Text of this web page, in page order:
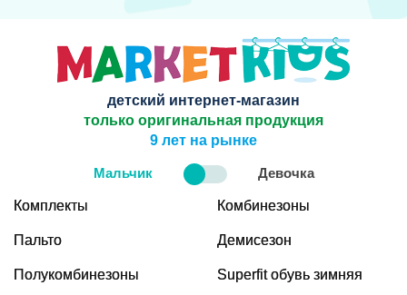
детский интернет-магазин
только оригинальная продукция
9 лет на рынке
Мальчик Девочка
Комплекты
Пальто
Полукомбинезоны
Комбинезоны
Демисезон
Superfit обувь зимняя